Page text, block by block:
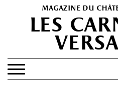
magazine du
les
Search Button